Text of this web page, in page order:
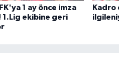
1 ay önce imza
1.Lig ekibine geri
Kadro